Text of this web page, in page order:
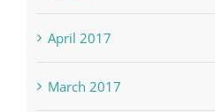
April 2017
March 2017